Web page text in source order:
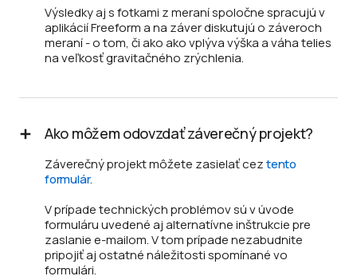
Výsledky aj s fotkami z meraní spoločne spracujú v
aplikácií Freeform a na záver diskutujú o záveroch
meraní - o tom, či ako ako vplýva výška a váha telies
na veľkosť gravitačného zrýchlenia.
Ako môžem odovzdať záverečný projekt?
Záverečný projekt môžete zasielať ceztento
formulár.
V prípade technických problémov sú v úvode
formuláru uvedené aj alternatívne inštrukcie pre
zaslanie e-mailom. V tom prípade nezabudnite
pripojiť aj ostatné náležitosti spomínané vo
formulári.